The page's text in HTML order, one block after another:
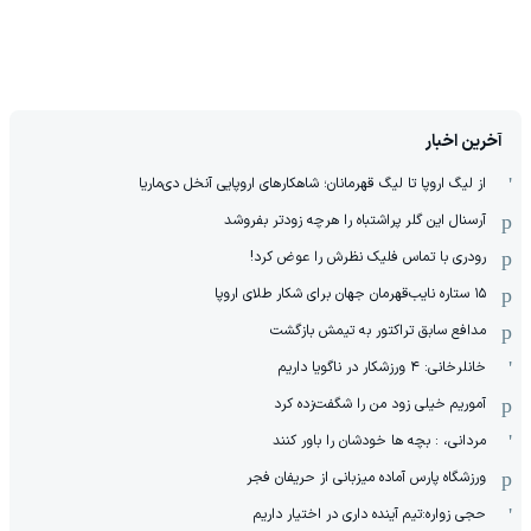
آخرین اخبار
از لیگ اروپا تا لیگ قهرمانان؛ شاهکارهای اروپایی آنخل دی‌ماریا
آرسنال این گلر پراشتباه را هرچه زودتر بفروشد
رودری با تماس فلیک نظرش را عوض کرد!
١۵ ستاره نایب‌قهرمان جهان برای شکار طلای اروپا
مدافع سابق تراکتور به تیمش بازگشت
خانلرخانی: ۴ ورزشکار در ناگویا داریم
آموریم خیلی زود من را شگفت‌زده کرد
مردانی، : بچه ها خودشان را باور کنند
ورزشگاه پارس آماده میزبانی از حریفان فجر
حجی زواره:تیم آینده داری در اختیار داریم